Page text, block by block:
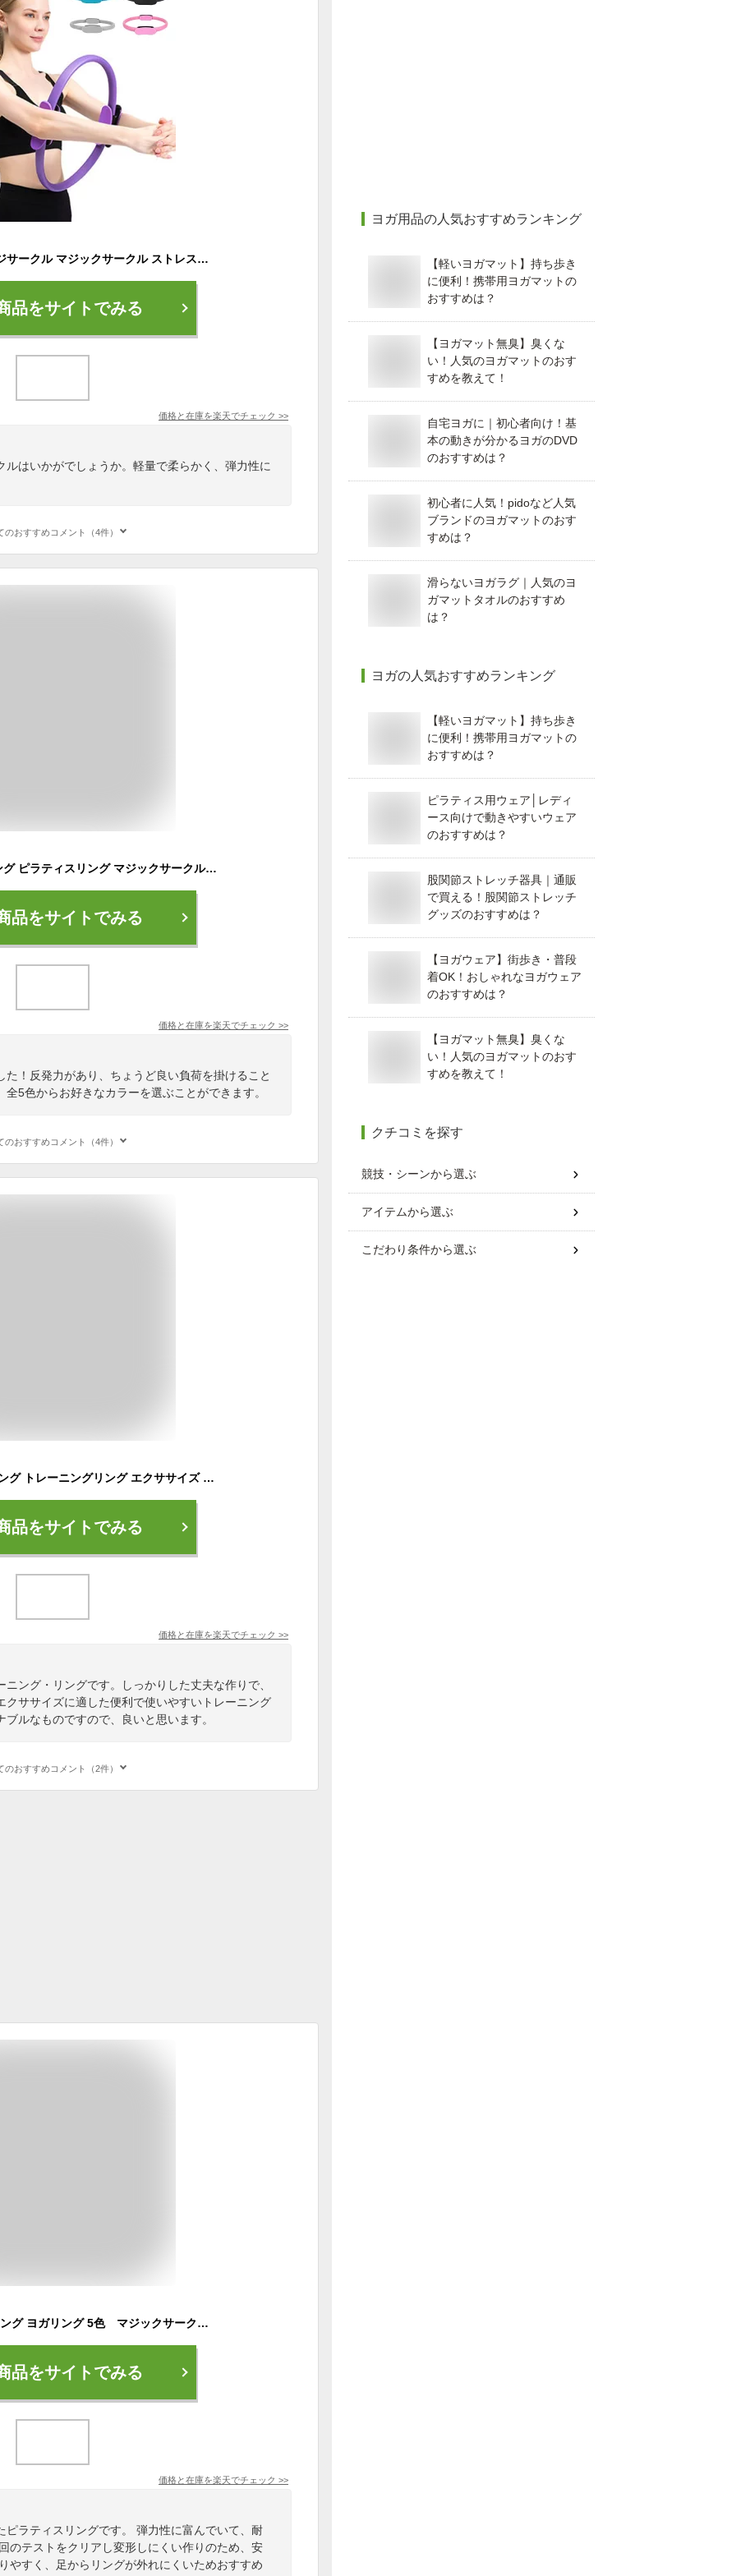
ヨガリング マッサージサークル マジックサークル ストレス解消 ピラティスリング エクササイズ フィットネス ヨガ ダイエット トレーニング ピラティス リング サークル ピラティスサークル ヨガサークル 筋トレ 高伸縮 滑り止め 持ち運び便利
品をサイトでみる
価格と在庫を楽天でチェック >>
はいかがでしょうか。軽量で柔らかく、弾力性に
のおすすめコメント（4件）
【送料無料】ヨガリング ピラティスリング マジックサークル ストレス解消 エクササイズ フィットネス ヨガ トレーニング ピラティス リング サークル ピラティスサークル ヨガサークル 筋トレ 海外通販
品をサイトでみる
価格と在庫を楽天でチェック >>
！反発力があり、ちょうど良い負荷を掛けること
5色からお好きなカラーを選ぶことができます。
のおすすめコメント（4件）
RITFIT ピラティスリング トレーニングリング エクササイズ ヨガリング トレーニング器具
品をサイトでみる
価格と在庫を楽天でチェック >>
ング・リングです。しっかりした丈夫な作りで、
クササイズに適した便利で使いやすいトレーニング
ルなものですので、良いと思います。
のおすすめコメント（2件）
YUREN ピラティスリング ヨガリング 5色 マジックサークル エクササイズ フィットネス ヨガ ダイエット トレーニング ストレス解消 リング ストレッチ ヨガサークル ピラティスダイエットリング マジックサークル 運び便利 クリスマス
品をサイトでみる
価格と在庫を楽天でチェック >>
ピラティスリングです。 弾力性に富んでいて、耐
のテストをクリアし変形しにくい作りのため、安
やすく、足からリングが外れにくいためおすすめ
ヨガ用品の人気おすすめランキング
【軽いヨガマット】持ち歩き
に便利！携帯用ヨガマットの
おすすめは？
【ヨガマット無臭】臭くな
い！人気のヨガマットのおす
すめを教えて！
自宅ヨガに｜初心者向け！基
本の動きが分かるヨガのDVD
のおすすめは？
初心者に人気！pidoなど人気
ブランドのヨガマットのおす
すめは？
滑らないヨガラグ｜人気のヨ
ガマットタオルのおすすめ
は？
ヨガの人気おすすめランキング
【軽いヨガマット】持ち歩き
に便利！携帯用ヨガマットの
おすすめは？
ピラティス用ウェア│レディ
ース向けで動きやすいウェア
のおすすめは？
股関節ストレッチ器具｜通販
で買える！股関節ストレッチ
グッズのおすすめは？
【ヨガウェア】街歩き・普段
着OK！おしゃれなヨガウェア
のおすすめは？
【ヨガマット無臭】臭くな
い！人気のヨガマットのおす
すめを教えて！
クチコミを探す
競技・シーンから選ぶ
アイテムから選ぶ
こだわり条件から選ぶ